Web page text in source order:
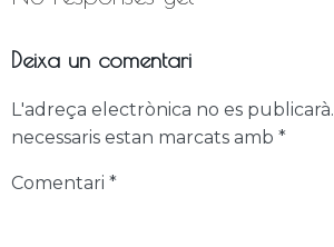
Deixa un comentari
L'adreça electrònica no es publicarà.
necessaris estan marcats amb *
Comentari *